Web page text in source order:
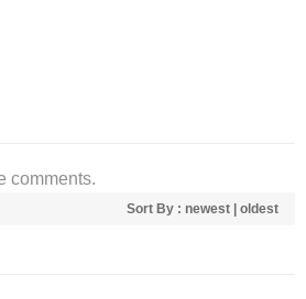
comments.
Sort By : newest oldest